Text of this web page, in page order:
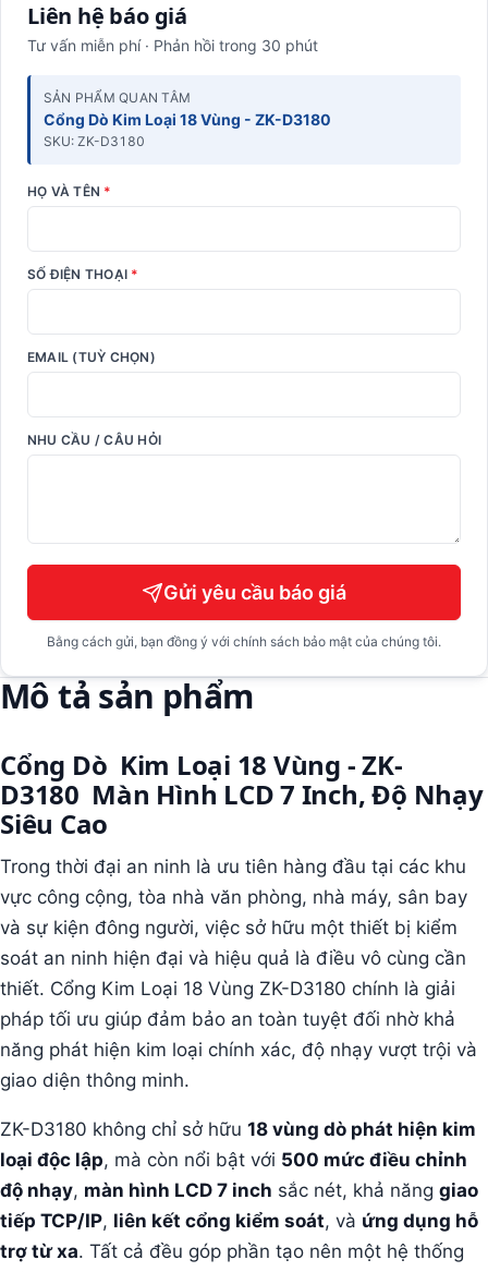
Liên hệ báo giá
Tư vấn miễn phí · Phản hồi trong 30 phút
SẢN PHẨM QUAN TÂM
Cổng Dò Kim Loại 18 Vùng - ZK-D3180
SKU: ZK-D3180
HỌ VÀ TÊN *
SỐ ĐIỆN THOẠI *
EMAIL (TUỲ CHỌN)
NHU CẦU / CÂU HỎI
Gửi yêu cầu báo giá
Bằng cách gửi, bạn đồng ý với chính sách bảo mật của chúng tôi.
Mô tả sản phẩm
Cổng Dò Kim Loại 18 Vùng -ZK-
D3180 Màn Hình LCD 7 Inch, Độ Nhạy
Siêu Cao
Trong thời đại an ninh là ưu tiên hàng đầu tại các khu
vực công cộng, tòa nhà văn phòng, nhà máy, sân bay
và sự kiện đông người, việc sở hữu một thiết bị kiểm
soát an ninh hiện đại và hiệu quả là điều vô cùng cần
thiết. Cổng Kim Loại 18 Vùng ZK-D3180 chính là giải
pháp tối ưu giúp đảm bảo an toàn tuyệt đối nhờ khả
năng phát hiện kim loại chính xác, độ nhạy vượt trội và
giao diện thông minh.
ZK-D3180 không chỉ sở hữu 18 vùng dò phát hiện kim
loại độc lập, mà còn nổi bật với 500 mức điều chỉnh
độ nhạy, màn hình LCD 7 inch sắc nét, khả năng giao
tiếp TCP/IP, liên kết cổng kiểm soát, và ứng dụng hỗ
trợ từ xa. Tất cả đều góp phần tạo nên một hệ thống